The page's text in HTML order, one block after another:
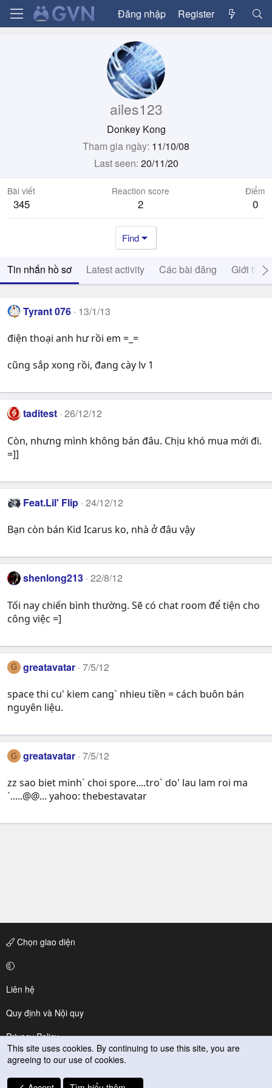
Đăng nhập Register
ailes123
Donkey Kong
Tham gia ngày 11/10/08
Last seen 20/11/20
Bài viết
345
Reaction score
2
Điểm
0
Find
Tin nhắn hồ sơ Latest activity Các bài đăng Giới thiệu
Tyrant 076 13/1/13
điện thoại anh hư rồi em =_=
cũng sắp xong rồi, đang cày lv 1
taditest 26/12/12
Còn, nhưng mình không bán đâu. Chịu khó mua mới đi.
=]]
Feat.Lil' Flip 24/12/12
Bạn còn bán Kid Icarus ko, nhà ở đâu vậy
shenlong213 22/8/12
Tối nay chiến bình thường. Sẽ có chat room để tiện cho
công việc =]
G greatavatar 7/5/12
space thi cu' kiem cang` nhieu tiền = cách buôn bán
nguyên liệu.
G greatavatar 7/5/12
zz sao biet minh` choi spore....tro` do' lau lam roi ma
`.....@@... yahoo: thebestavatar
Chọn giao diện
Liên hệ
Quy định và Nội quy
Privacy Policy
Trợ giúp
R
This site uses cookies. By continuing to use this site, you are
agreeing to our use of cookies.